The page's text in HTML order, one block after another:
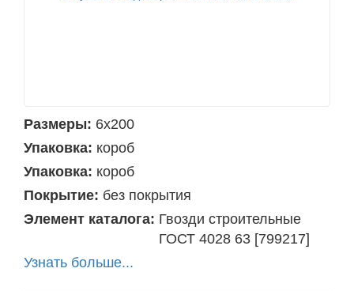
Размеры: 6х200
Упаковка: короб
Упаковка: короб
Покрытие: без покрытия
Элемент каталога: Гвозди строительные
ГОСТ 4028 63 [799217]
Узнать больше...